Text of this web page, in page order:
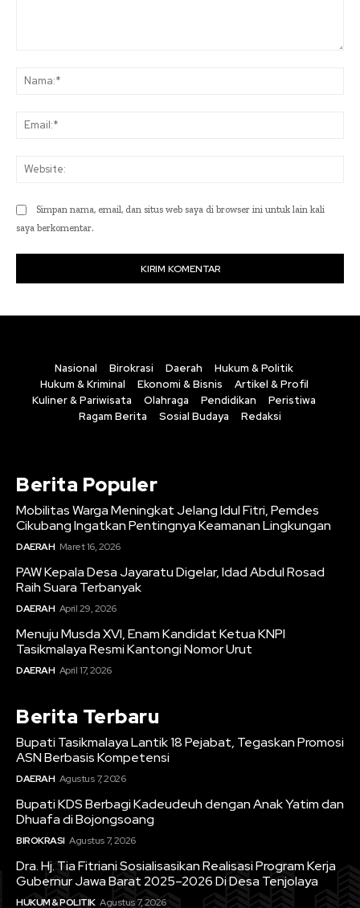
Simpan nama, email, dan situs web saya di browser ini untuk lain kali
saya berkomentar.
Nasional Birokrasi Daerah
Hukum & Politik
Hukum & Kriminal
Ekonomi & Bisnis
Artikel & Profil
Kuliner & Pariwisata
Olahraga Pendidikan
Peristiwa
Ragam Berita
Sosial Budaya Redaksi
Berita Populer
Mobilitas Warga Meningkat Jelang Idul Fitri, Pemdes
Cikubang Ingatkan Pentingnya Keamanan Lingkungan
DAERAH Maret 16, 2026
PAW Kepala Desa Jayaratu Digelar, Idad Abdul Rosad
Raih Suara Terbanyak
DAERAH April 29, 2026
Menuju Musda XVI, Enam Kandidat Ketua KNPI
Tasikmalaya Resmi Kantongi Nomor Urut
DAERAH April 17, 2026
Berita Terbaru
Bupati Tasikmalaya Lantik 18 Pejabat, Tegaskan Promosi
ASN Berbasis Kompetensi
DAERAH Agustus 7, 2026
Bupati KDS Berbagi Kadeudeuh dengan Anak Yatim dan
Dhuafa di Bojongsoang
BIROKRASI Agustus 7, 2026
Dra. Hj. Tia Fitriani Sosialisasikan Realisasi Program Kerja
Gubernur Jawa Barat 2025–2026 Di Desa Tenjolaya
HUKUM & POLITIK Agustus 7, 2026